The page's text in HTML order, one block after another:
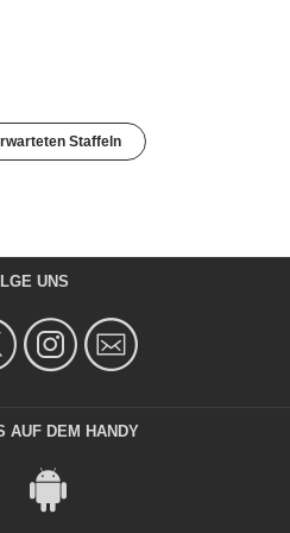
Staffeln
UNS
AUF DEM HANDY